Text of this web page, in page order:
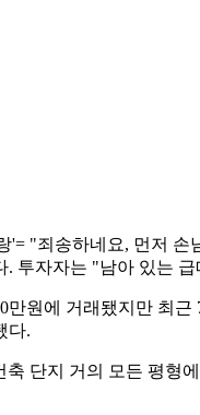
"죄송하네요, 먼저 손
투자자는 "남아 있는
원에 거래됐지만 최
다.
단지 거의 모든 평형